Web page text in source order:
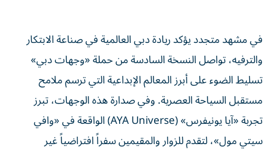
في مشهد متجدد يؤكد ريادة دبي العالمية في صناعة الابتكار
والترفيه، تواصل النسخة السادسة من حملة «وجهات دبي»
تسليط الضوء على أبرز المعالم الإبداعية التي ترسم ملامح
مستقبل السياحة العصرية. وفي صدارة هذه الوجهات، تبرز
تجربة «آيا يونيفرس» (AYA Universe) الواقعة في «وافي
سيتي مول»، لتقدم للزوار والمقيمين سفراً افتراضياً غير